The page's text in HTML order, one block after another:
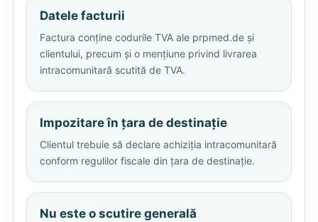
Datele facturii
Factura conține codurile TVA ale prpmed.de și
clientului, precum și o mențiune privind livrarea
intracomunitară scutită de TVA.
Impozitare în țara de destinație
Clientul trebuie să declare achiziția intracomunitară
conform regulilor fiscale din țara de destinație.
Nu este o scutire generală